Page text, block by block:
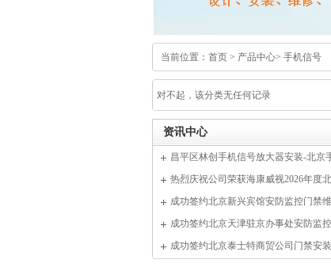
当前位置： 首页 > 产品中心> 手机信号
对不起，该分类无任何记录
资讯中心
昌平区林创手机信号放大器安装-北京
器安装维修公司
热烈庆祝公司荣获海康威视2026年度
商 成功签约北京新兴宾馆安防监控门禁
成功签约北京天津驻京办事处安防监
成功签约北京泰士特商贸公司门禁安